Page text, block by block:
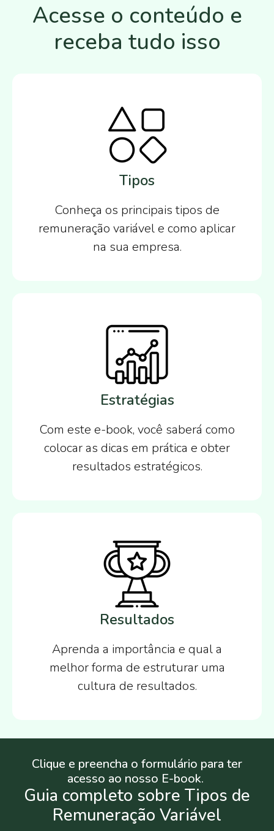
Acesse o conteúdo e
receba tudo isso
Tipos
Conheça os principais tipos de
remuneração variável e como aplicar
na sua empresa.
Estratégias
Com este e-book, você saberá como
colocar as dicas em prática e obter
resultados estratégicos.
Resultados
Aprenda a importância e qual a
melhor forma de estruturar uma
cultura de resultados.
Clique e preencha o formulário para ter
acesso ao nosso E-book.
Guia completo sobre Tipos de
Remuneração Variável